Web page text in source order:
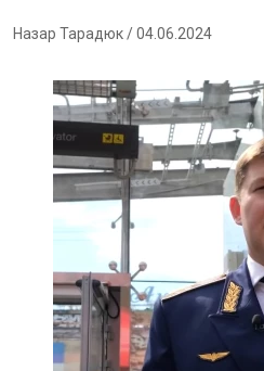
Назар Тарадюк/ 04.06.2024